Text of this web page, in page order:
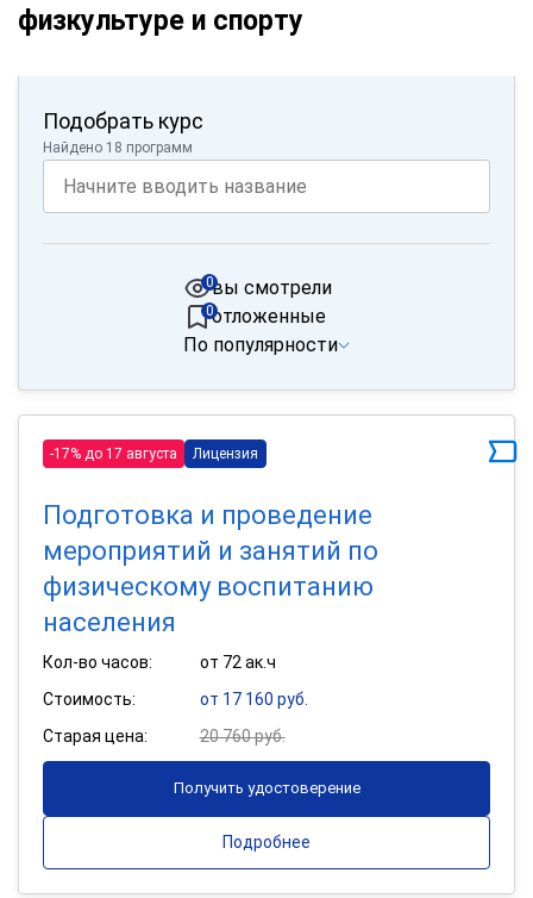
физкультуре и спорту
Подобрать курс
Найдено 18 программ
вы смотрели
0
отложенные
0
По популярности
-17% до 17 августа Лицензия
Подготовка и проведение
мероприятий и занятий по
физическому воспитанию
населения
Кол-во часов:
от 72 ак.ч
Стоимость:
от 17 160 руб.
Старая цена:
20 760 руб.
Получить удостоверение
Подробнее